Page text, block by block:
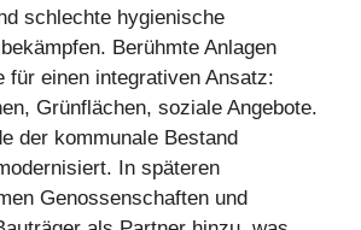
schlechte hygienische
Berühmte Anlagen
für einen integrativen Ansatz:
Grünflächen, soziale Angebote.
der kommunale Bestand
In späteren
Genossenschaften und